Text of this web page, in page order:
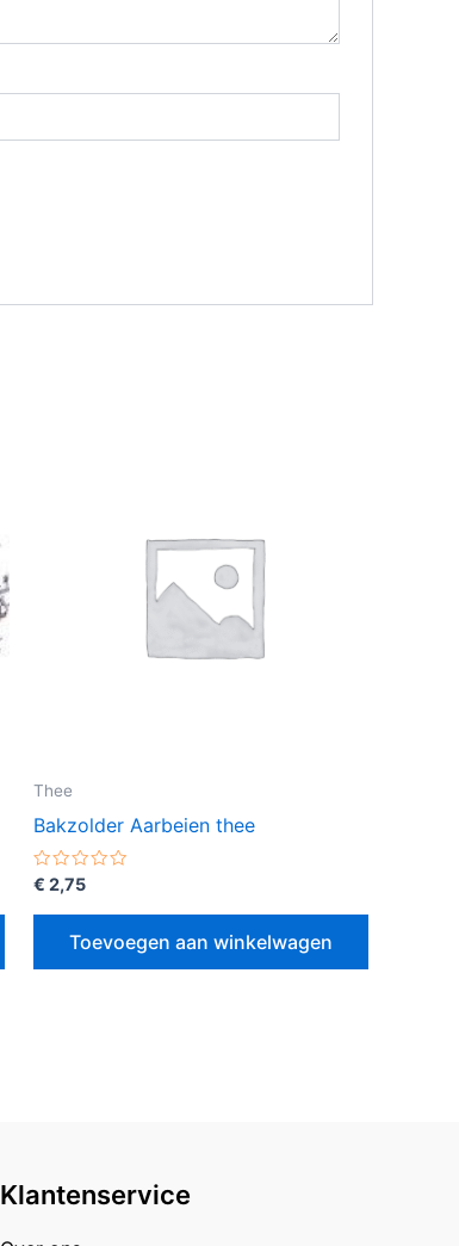
Thee
Bakzolder Aarbeien thee
Gewaardeerd
uit
€ 2,75
Toevoegen aan winkelwagen
Klantenservice